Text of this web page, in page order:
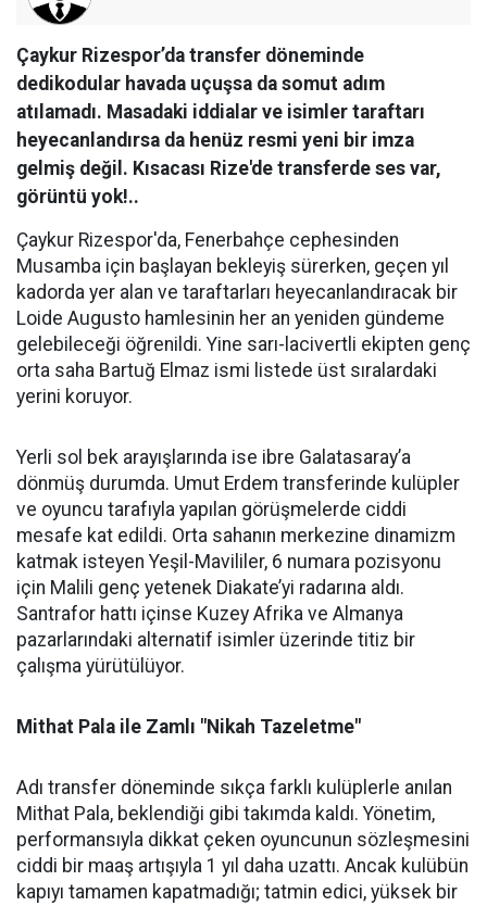
Çaykur Rizespor’da transfer döneminde
dedikodular havada uçuşsa da somut adım
atılamadı. Masadaki iddialar ve isimler taraftarı
heyecanlandırsa da henüz resmi yeni bir imza
gelmiş değil. Kısacası Rize'de transferde ses var,
görüntü yok!..
Çaykur Rizespor'da, Fenerbahçe cephesinden
Musamba için başlayan bekleyiş sürerken, geçen yıl
kadorda yer alan ve taraftarları heyecanlandıracak bir
Loide Augusto hamlesinin her an yeniden gündeme
gelebileceği öğrenildi. Yine sarı-lacivertli ekipten genç
orta saha Bartuğ Elmaz ismi listede üst sıralardaki
yerini koruyor.
Yerli sol bek arayışlarında ise ibre Galatasaray’a
dönmüş durumda. Umut Erdem transferinde kulüpler
ve oyuncu tarafıyla yapılan görüşmelerde ciddi
mesafe kat edildi. Orta sahanın merkezine dinamizm
katmak isteyen Yeşil-Mavililer, 6 numara pozisyonu
için Malili genç yetenek Diakate’yi radarına aldı.
Santrafor hattı içinse Kuzey Afrika ve Almanya
pazarlarındaki alternatif isimler üzerinde titiz bir
çalışma yürütülüyor.
Mithat Pala ile Zamlı "Nikah Tazeletme"
Adı transfer döneminde sıkça farklı kulüplerle anılan
Mithat Pala, beklendiği gibi takımda kaldı. Yönetim,
performansıyla dikkat çeken oyuncunun sözleşmesini
ciddi bir maaş artışıyla 1 yıl daha uzattı. Ancak kulübün
kapıyı tamamen kapatmadığı; tatmin edici, yüksek bir